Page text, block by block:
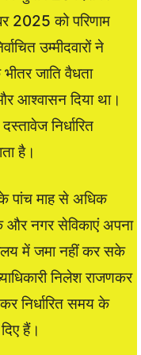
2025 को परिणाम
उम्मीदवारों ने
जाति वैधता
आश्वासन दिया था।
निर्धारित
है।
पांच माह से अधिक
नगर सेविकाएं अपना
में जमा नहीं कर सके
निलेश राजणकर
निर्धारित समय के
हैं।